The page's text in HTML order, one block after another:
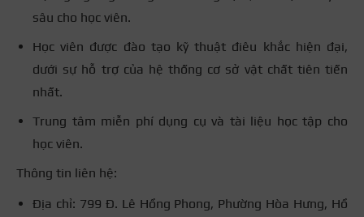
sâu cho học viên.
Học viên được đào tạo kỹ thuật điêu khắc hiện đại,
dưới sự hỗ trợ của hệ thống cơ sở vật chất tiên tiến
nhất.
Trung tâm miễn phí dụng cụ và tài liệu học tập cho
học viên.
Thông tin liên hệ:
Địa chỉ: 799 Đ. Lê Hồng Phong, Phường Hòa Hưng, Hồ